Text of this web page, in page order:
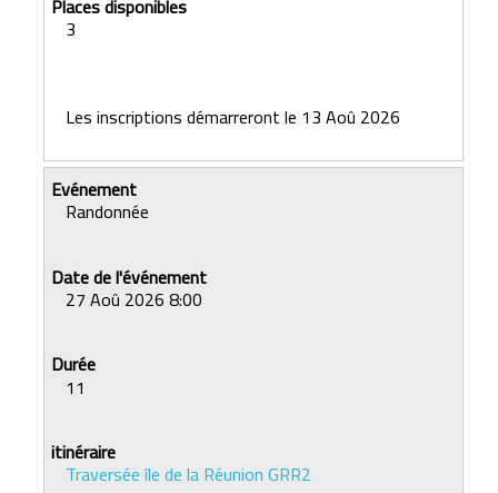
3
Les inscriptions démarreront le 13 Aoû 2026
Randonnée
27 Aoû 2026 8:00
11
Traversée île de la Réunion GRR2